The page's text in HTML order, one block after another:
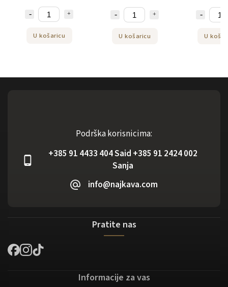
U košaricu U košaricu U
Podrška korisnicima:
+385 91 4433 404 Said +385 91 2424 002
Sanja
info@najkava.com
Pratite nas
Informacije za vas